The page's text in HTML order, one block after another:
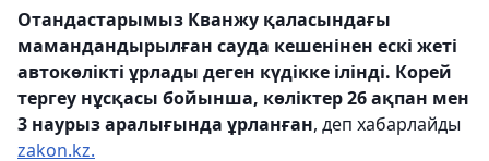
Отандастарымыз Кванжу қаласындағы
мамандандырылған сауда кешенінен ескі жеті
автокөлікті ұрлады деген күдікке ілінді. Корей
тергеу нұсқасы бойынша, көліктер 26 ақпан мен
3 наурыз аралығында ұрланған, деп хабарлайды
zakon.kz.